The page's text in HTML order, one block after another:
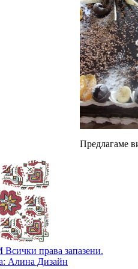
Предлагаме
права запазени.
Алина Дизайн